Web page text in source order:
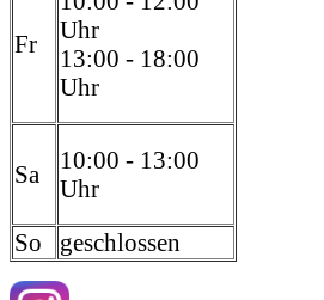
Fr
Uhr
13:00 - 18:00
Uhr
Sa
10:00 - 13:00
Uhr
So
geschlossen